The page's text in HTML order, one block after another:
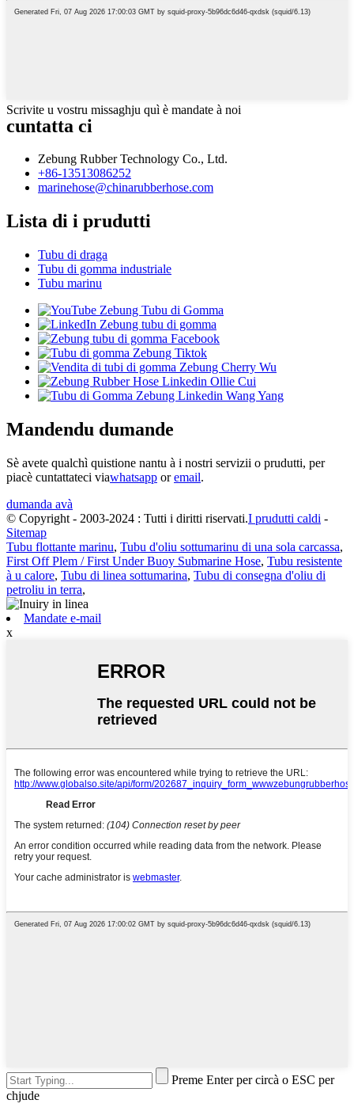
Scrivite u vostru missaghju quì è mandate à noi
cuntatta ci
Zebung Rubber Technology Co., Ltd.
+86-13513086252
marinehose@chinarubberhose.com
Lista di i prudutti
Tubu di draga
Tubu di gomma industriale
Tubu marinu
Mandendu dumande
Sè avete qualchì quistione nantu à i nostri servizii o prudutti, per
piacè cuntattateci viawhatsapp oremail.
dumanda avà
© Copyright - 2003-2024 : Tutti i diritti riservati.I prudutti caldi -
Sitemap
Tubu flottante marinu, Tubu d'oliu sottumarinu di una sola carcassa,
First Off Plem / First Under Buoy Submarine Hose, Tubu resistente
à u calore, Tubu di linea sottumarina, Tubu di consegna d'oliu di
petroliu in terra,
Mandate e-mail
x
Preme Enter per circà o ESC per
chjude